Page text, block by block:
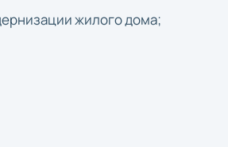
жилого дома;